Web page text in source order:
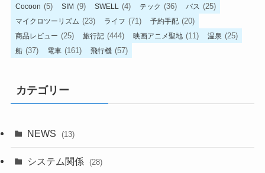
Cocoon (5) SIM (9) SWELL (4) テック (36) バス (25)
マイクロツーリズム (23) ライフ (71) 予約手配 (20)
商品レビュー (25) 旅行記 (444) 映画アニメ聖地 (11) 温泉 (25)
船 (37) 電車 (161) 飛行機 (57)
カテゴリー
NEWS (13)
システム関係 (28)